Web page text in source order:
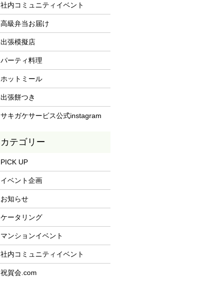
社内コミュニティイベント
高級弁当お届け
出張模擬店
パーティ料理
ホットミール
出張餅つき
サキガケサービス公式instagram
PICK UP
イベント企画
お知らせ
ケータリング
マンションイベント
社内コミュニティイベント
祝賀会.com